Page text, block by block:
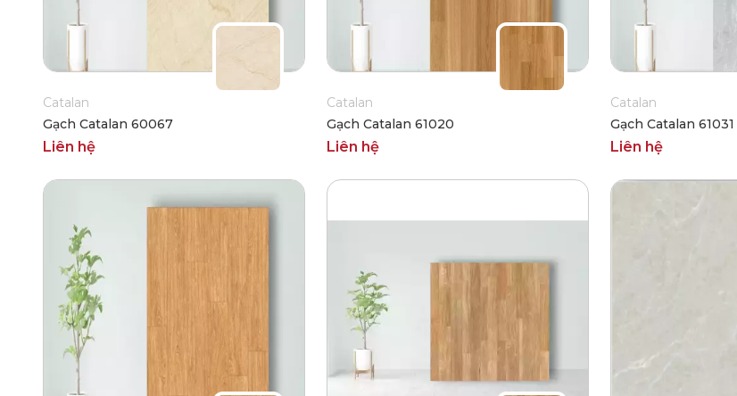
Catalan
Gạch Catalan 60067
Liên hệ
Catalan
Gạch Catalan 61020
Liên hệ
Catalan
Gạch Catalan 61031
Liên hệ